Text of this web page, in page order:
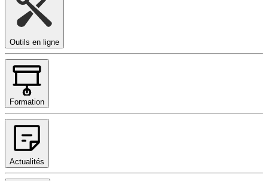
Outils en ligne
Formation
Actualités